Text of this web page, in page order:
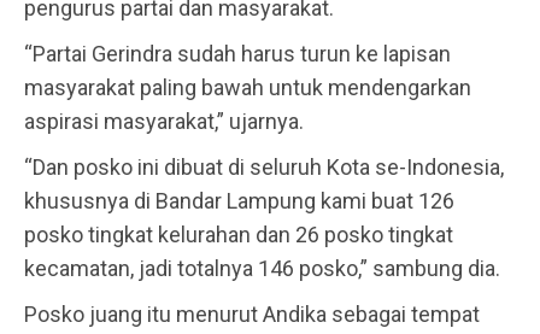
pengurus partai dan masyarakat.
“Partai Gerindra sudah harus turun ke lapisan
masyarakat paling bawah untuk mendengarkan
aspirasi masyarakat,” ujarnya.
“Dan posko ini dibuat di seluruh Kota se-Indonesia,
khususnya di Bandar Lampung kami buat 126
posko tingkat kelurahan dan 26 posko tingkat
kecamatan, jadi totalnya 146 posko,” sambung dia.
Posko juang itu menurut Andika sebagai tempat